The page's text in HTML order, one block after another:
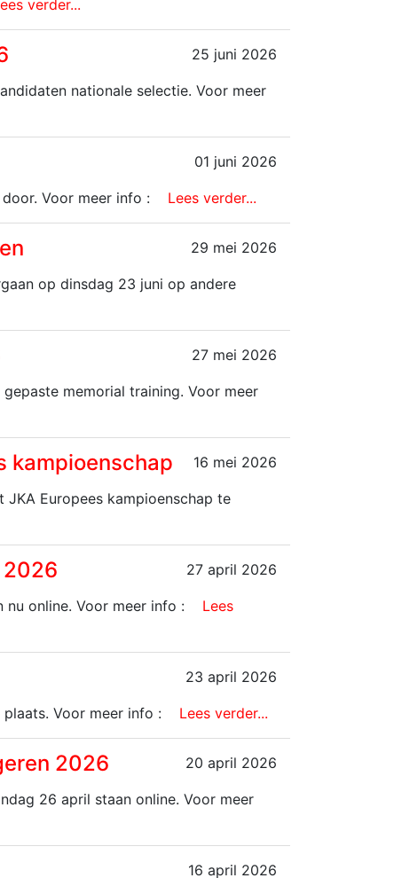
verder...
25 juni 2026
nationale selectie. Voor meer
01 juni 2026
Voor meer info : Lees verder...
29 mei 2026
op dinsdag 23 juni op andere
27 mei 2026
memorial training. Voor meer
kampioenschap 16 mei 2026
Europees kampioenschap te
2026 27 april 2026
nu online. Voor meer info :
Lees
23 april 2026
Voor meer info : Lees verder...
2026 20 april 2026
26 april staan online. Voor meer
16 april 2026